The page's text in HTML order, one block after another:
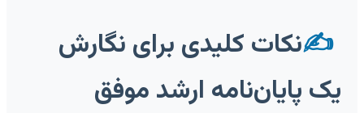
✍️نکات کلیدی برای نگارش
یک پایان‌نامه ارشد موفق